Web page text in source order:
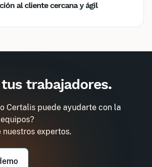
al cliente cercana y ágil
trabajadores.
Certalis puede ayudarte con la
nuestros expertos.